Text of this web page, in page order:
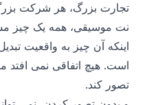
تجارت بزرگ، هر شرکت
نت موسیقی، همه یک چیز
اینکه آن چیز به واقعیت
است. هیچ اتفاقی نمی افتد
تصور کند.